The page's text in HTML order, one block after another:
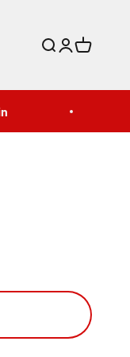
SucheAnmelden